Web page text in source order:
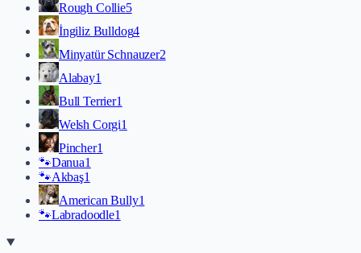
Rough Collie5
İngiliz Bulldog4
Minyatür Schnauzer2
Alabay1
Bull Terrier1
Welsh Corgi1
Pincher1
🐾Danua1
🐾Akbaş1
American Bully1
🐾Labradoodle1